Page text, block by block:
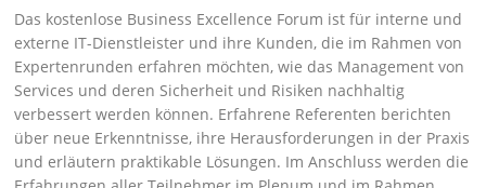
Das kostenlose Business Excellence Forum ist für interne und
externe IT-Dienstleister und ihre Kunden, die im Rahmen von
Expertenrunden erfahren möchten, wie das Management von
Services und deren Sicherheit und Risiken nachhaltig
verbessert werden können. Erfahrene Referenten berichten
über neue Erkenntnisse, ihre Herausforderungen in der Praxis
und er­läutern praktikable Lösungen. Im Anschluss werden die